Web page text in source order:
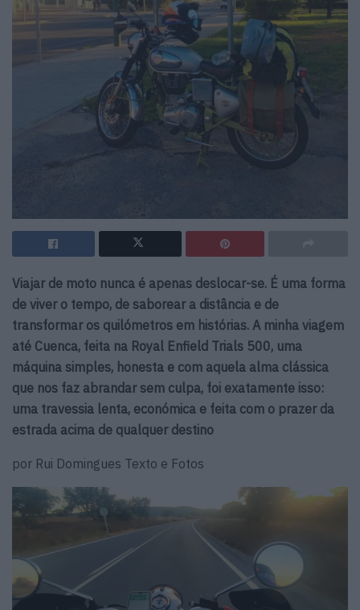
Viajar de moto nunca é apenas deslocar-se. É uma forma
de viver o tempo, de saborear a distância e de
transformar os quilómetros em histórias. A minha viagem
até Cuenca, feita na Royal Enfield Trials 500, uma
máquina simples, honesta e com aquela alma clássica
que nos faz abrandar sem culpa, foi exatamente isso:
uma travessia lenta, económica e feita com o prazer da
estrada acima de qualquer destino
por Rui Domingues Texto e Fotos